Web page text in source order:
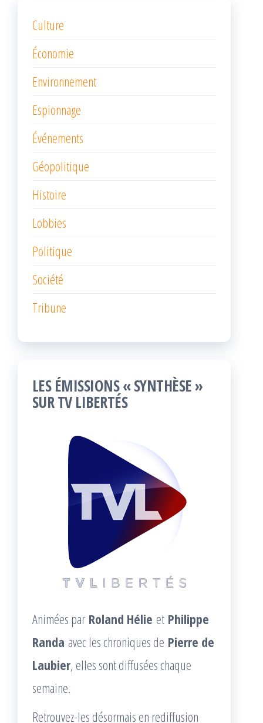
Culture
Économie
Environnement
Espionnage
Événements
Géopolitique
Histoire
Lobbies
Politique
Société
Tribune
LES ÉMISSIONS « SYNTHÈSE »
SUR TV LIBERTÉS
Animées par Roland Hélie et Philippe
Randa avec les chroniques de Pierre de
Laubier, elles sont diffusées chaque
semaine.
Retrouvez-les désormais en rediffusion